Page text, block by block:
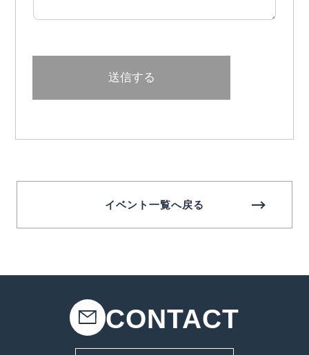
イベント一覧へ戻る
CONTACT